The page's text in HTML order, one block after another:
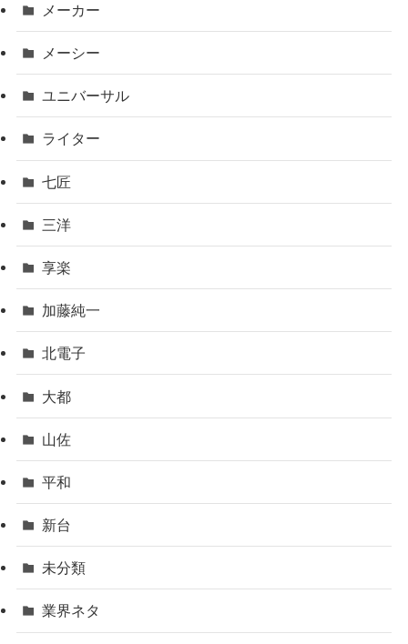
メーカー
メーシー
ユニバーサル
ライター
七匠
三洋
享楽
加藤純一
北電子
大都
山佐
平和
新台
未分類
業界ネタ